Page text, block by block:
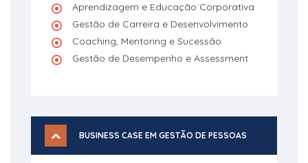
Aprendizagem e Educação Corporativa
Gestão de Carreira e Desenvolvimento
Coaching, Mentoring e Sucessão
Gestão de Desempenho e Assessment
BUSINESS CASE EM GESTÃO DE PESSOAS